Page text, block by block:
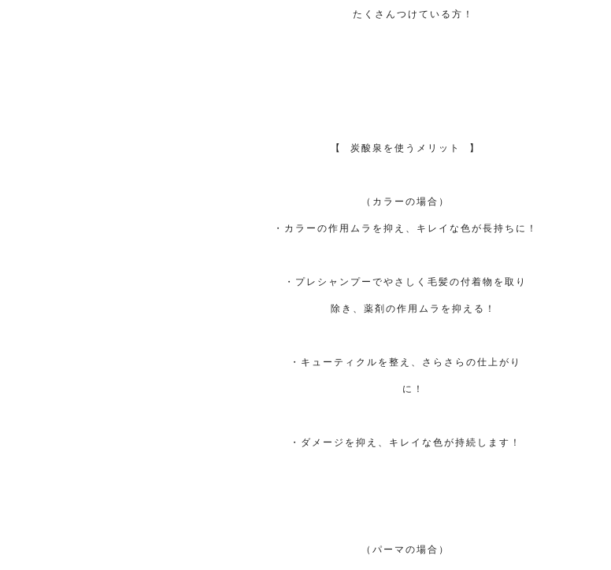
たくさんつけている方！
【 炭酸泉を使うメリット 】
（カラーの場合）
・カラーの作用ムラを抑え、キレイな色が長持ちに！
・プレシャンプーでやさしく毛髪の付着物を取り
除き、薬剤の作用ムラを抑える！
・キューティクルを整え、さらさらの仕上がり
に！
・ダメージを抑え、キレイな色が持続します！
（パーマの場合）